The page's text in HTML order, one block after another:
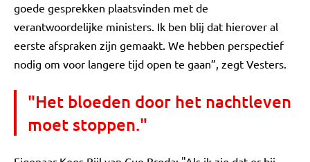
goede gesprekken plaatsvinden met de
verantwoordelijke ministers. Ik ben blij dat hierover al
eerste afspraken zijn gemaakt. We hebben perspectief
nodig om voor langere tijd open te gaan”, zegt Vesters.
"Het bloeden door het nachtleven
moet stoppen."